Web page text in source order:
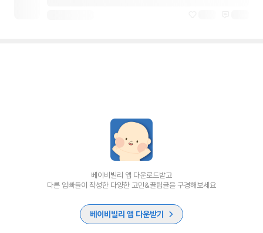
베이비빌리 앱 다운로드받고
다른 엄빠들이 작성한 다양한 고민&꿀팁글을 구경해보세요
베이비빌리 앱 다운받기